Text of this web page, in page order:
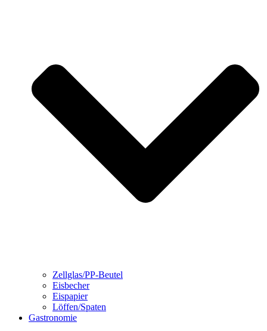
Zellglas/PP-Beutel
Eisbecher
Eispapier
Löffen/Spaten
Gastronomie